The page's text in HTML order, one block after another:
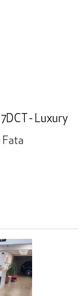
7DCT - Luxury
Fata